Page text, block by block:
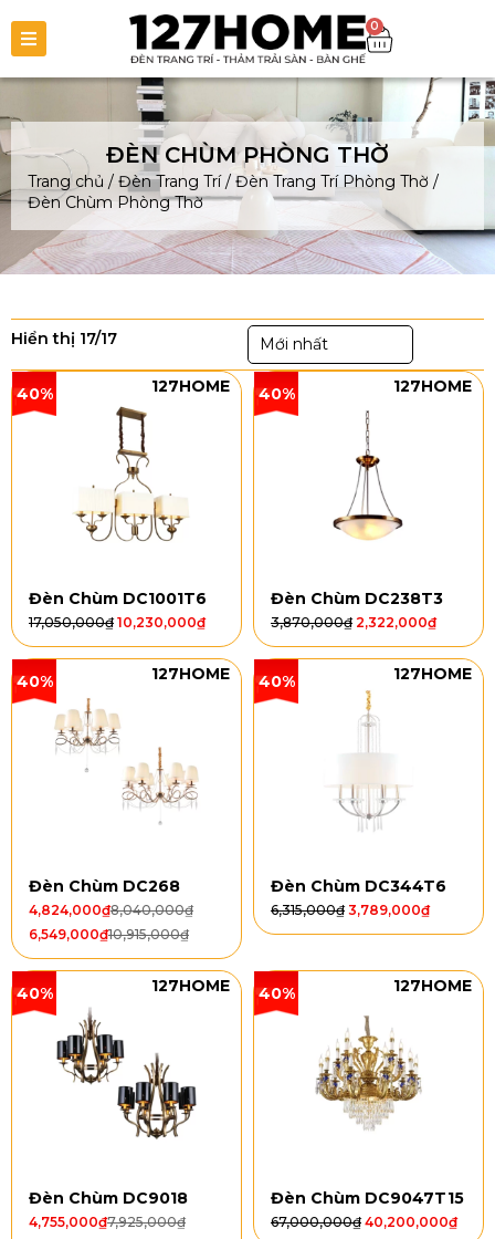
0
ĐÈN CHÙM PHÒNG THỜ
Trang chủ / Đèn Trang Trí/ Đèn Trang Trí Phòng Thờ /
Đèn Chùm Phòng Thờ
Hiển thị 17/17 Mới nhất
40% 127HOME
Đèn Chùm DC1001T6
17,050,000₫ 10,230,000₫
40% 127HOME
Đèn Chùm DC238T3
3,870,000₫ 2,322,000₫
40% 127HOME
Đèn Chùm DC268
8,040,000₫
4,824,000₫
10,915,000₫
6,549,000₫
40% 127HOME
Đèn Chùm DC344T6
6,315,000₫ 3,789,000₫
40% 127HOME
Đèn Chùm DC9018
7,925,000₫
4,755,000₫
40% 127HOME
Đèn Chùm DC9047T15
67,000,000₫ 40,200,000₫